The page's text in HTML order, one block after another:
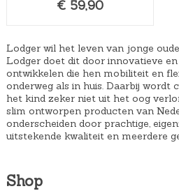
€ 59,90
Lodger wil het leven van jonge
Lodger doet dit door innovatieve
ontwikkelen die hen mobiliteit en
onderweg als in huis. Daarbij
het kind zeker niet uit het oog
slim ontworpen producten van
onderscheiden door prachtige,
uitstekende kwaliteit en meerdere
Shop